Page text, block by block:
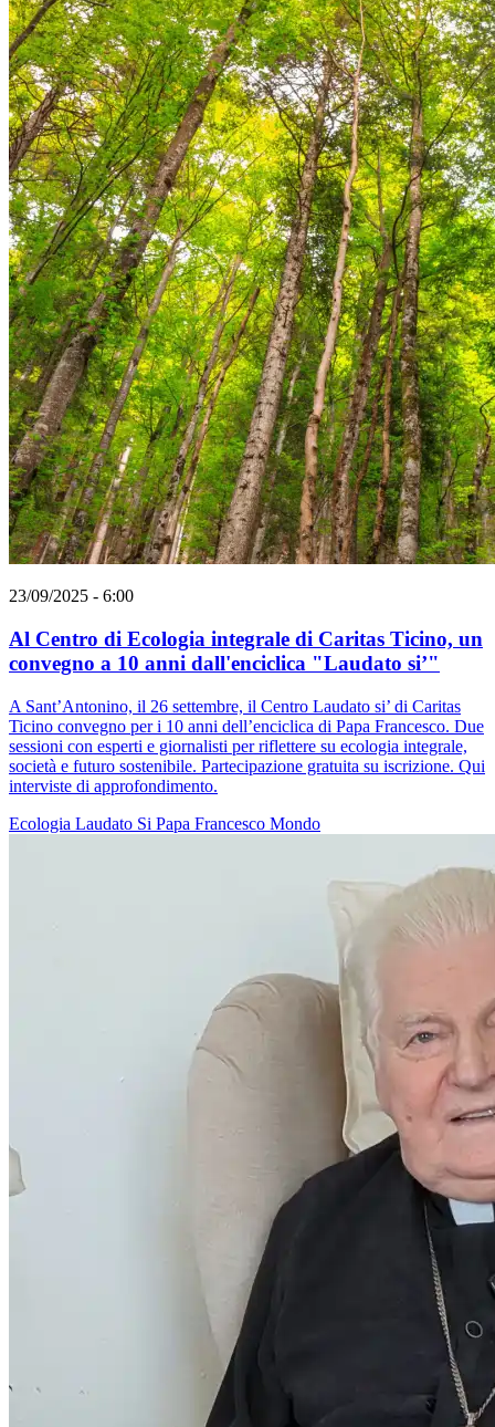
23/09/2025 - 6:00
Al Centro di Ecologia integrale di Caritas Ticino, un
convegno a 10 anni dall'enciclica "Laudato si’"
A Sant’Antonino, il 26 settembre, il Centro Laudato si’ di Caritas
Ticino convegno per i 10 anni dell’enciclica di Papa Francesco. Due
sessioni con esperti e giornalisti per riflettere su ecologia integrale,
società e futuro sostenibile. Partecipazione gratuita su iscrizione. Qui
interviste di approfondimento.
Ecologia Laudato Si Papa Francesco Mondo